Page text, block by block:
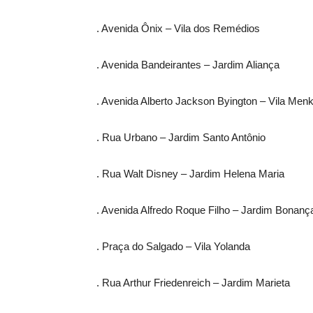
. Avenida Ônix – Vila dos Remédios
. Avenida Bandeirantes – Jardim Aliança
. Avenida Alberto Jackson Byington – Vila Menk
. Rua Urbano – Jardim Santo Antônio
. Rua Walt Disney – Jardim Helena Maria
. Avenida Alfredo Roque Filho – Jardim
. Praça do Salgado – Vila Yolanda
. Rua Arthur Friedenreich – Jardim Marieta